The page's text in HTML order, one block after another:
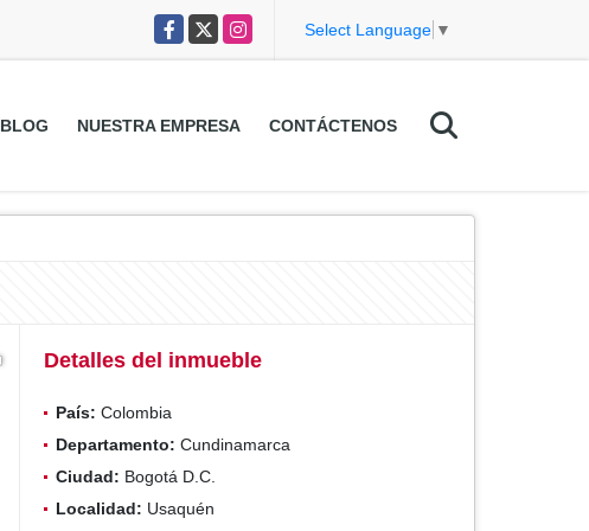
Facebook
X Instagram Select Language ▼
BLOG NUESTRA EMPRESA CONTÁCTENOS
Detalles del inmueble
País: Colombia
Departamento: Cundinamarca
Ciudad: Bogotá D.C.
Localidad: Usaquén